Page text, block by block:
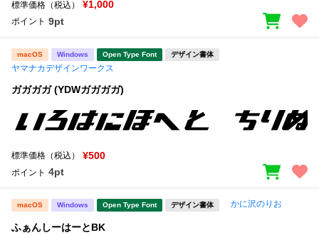
標準価格（税込） ¥1,000
ポイント 9pt
macOS Windows Open Type Font デザイン書体
ヤマナカデザインワークス
ガガガガ (YDWガガガガ)
標準価格（税込） ¥500
ポイント 4pt
macOS Windows Open Type Font デザイン書体 かに沢のりお
ふぁんしーはーとBK